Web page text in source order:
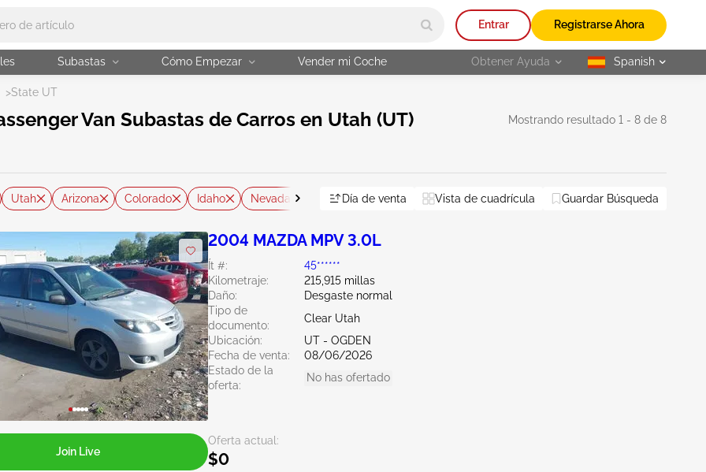
Entrar Registrarse Ahora
Subastas Cómo Empezar Vender mi Coche Obtener Ayuda selected
Spanish
>State UT
Van Subastas de Carros en Utah (UT) Mostrando resultado 1 - 8 de 8
Utah Arizona Colorado Idaho Nevada Furgoneta de pasajeros Restablecer todo
Día de venta Vista de cuadrícula Guardar Búsqueda
2004 MAZDA MPV 3.0L
Ít #:
45******
Kilometraje:
215,915 millas
Daño:
Desgaste normal
Tipo de
documento:
Clear Utah
Ubicación:
UT - OGDEN
Fecha de venta:
08/06/2026
Estado de la
oferta:
No has ofertado
Oferta actual:
$0
Join Live